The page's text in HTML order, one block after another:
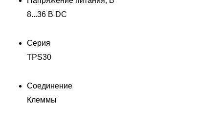
8...36 В DC
Серия
TPS30
Соединение
Клеммы